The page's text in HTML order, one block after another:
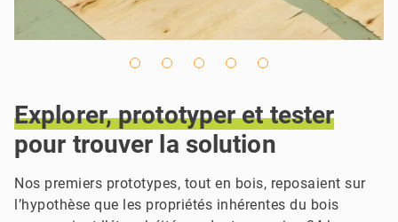
Explorer, prototyper et tester
pour trouver la solution
Nos premiers prototypes, tout en bois, reposaient sur
l’hypothèse que les propriétés inhérentes du bois